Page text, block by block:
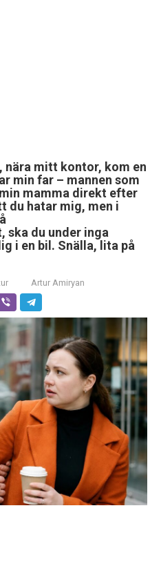
nära mitt kontor, kom en
min far – mannen som
mamma direkt efter
du hatar mig, men i
du under inga
i en bil. Snälla, lita på
Artur Amiryan